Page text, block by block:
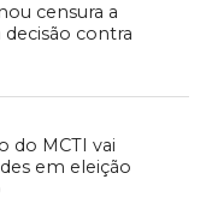
censura a
contra
do MCTI vai
em eleição